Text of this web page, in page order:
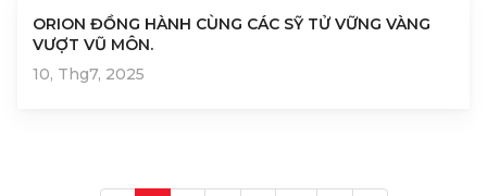
ORION ĐỒNG HÀNH CÙNG CÁC SỸ TỬ VỮNG VÀNG
VƯỢT VŨ MÔN.
10, Thg7, 2025